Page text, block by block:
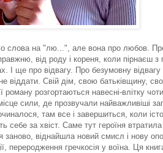
слова на "лю...", але вона про любов.
від роду і кореня, коли пірнаєш
І ще про відвагу. Про безумовну відвагу
віддати. Свій дім, свою батьківщину,
розгортаються навесні-влітку
сили, де прозвучали найважливіші
там все і завершиться, коли
себе за хвіст. Саме тут героїня
заново, віднайшла новий смисл і нову
переродження гречкосія у воїна. Ця